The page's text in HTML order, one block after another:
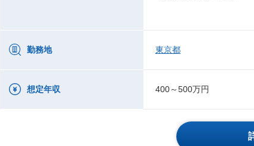
勤務地 東京都
想定年収 400～500万円